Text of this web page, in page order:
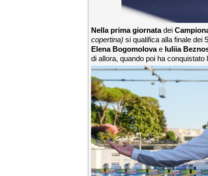
Nella prima giornatadei
copertina) si qualifica alla finale dei
Elena Bogomolovae Iuliia
di allora, quando poi ha conquistato